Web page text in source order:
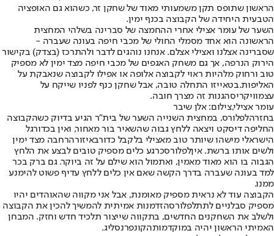
הראשון שתופס תקן משמעותי מאוד של שחקן זר, כשהוא גם האופציה
הטבעית היחידה של הקבוצה בכנף ימין.
השער של עומר אצילי אחרי ההחמצה של סברינה בשלהי המחצית
הראשונה הוא אחד מסמלי החולי של מכבי חיפה בעונה שעברה -
שסברינה אצלנו ואצילי אצלם. אנחנו נוהגים לדבר ולהתרכז (בצדק) בקישור
הירוק הנרפה, אך גם משחק האגפים של מכבי חיפה מצד ימין לא מספיק
טוב ורחוק מלהיות ראוי לקבוצה אלופה או אפילו לקבוצה שנאבקת על
האליפות.בטאייזו התחלה טובה, אבל שחקן כנף לפניו שייקח על
עצמוויקריסהגנות זה מצרך חובה.
עומר אצילי,צילום: אלן שיבר
בחזרהלפלורס, במחצית השנייה השער של בית"ר הגיע בדיוק כשהקבוצה
החליפה דיסקט ויצאה ללחץ גבוה שהשאיר בור מאחור, ואין בכדורגל
הישראלי מישהו שיותר טוב מאצילי בלקבל כדורבאיזורהרחבה מצד ימין
ולשים אותו ברשת. איןלפלורסכרגע כלים מספיק טובים לבצע את הלחץ
הגבוה בו הוא מאוד מאמין, ואתמול הוא שילם על זה ביוקר. גם ברק בכר
למד בעונה שעברה בדרך הקשה שאם אין כלים ללחץ עדיף פשוט להימנע
ממנו.
הקבוצה עוד לא נראית מספיק מאומנת, אבל אני מקווה שהאוהדים יהיו
מספיק סבלניים לתתלפלורסהזדמנות אמיתית להמשיך להכין את הקבוצה
ולשלב את השחקנים החדשים, בתקווה שייצור תלכיד חדש וחזק. המבחן
האמיתי הראשון יהיה במוקדמותהקונפרנסליג.